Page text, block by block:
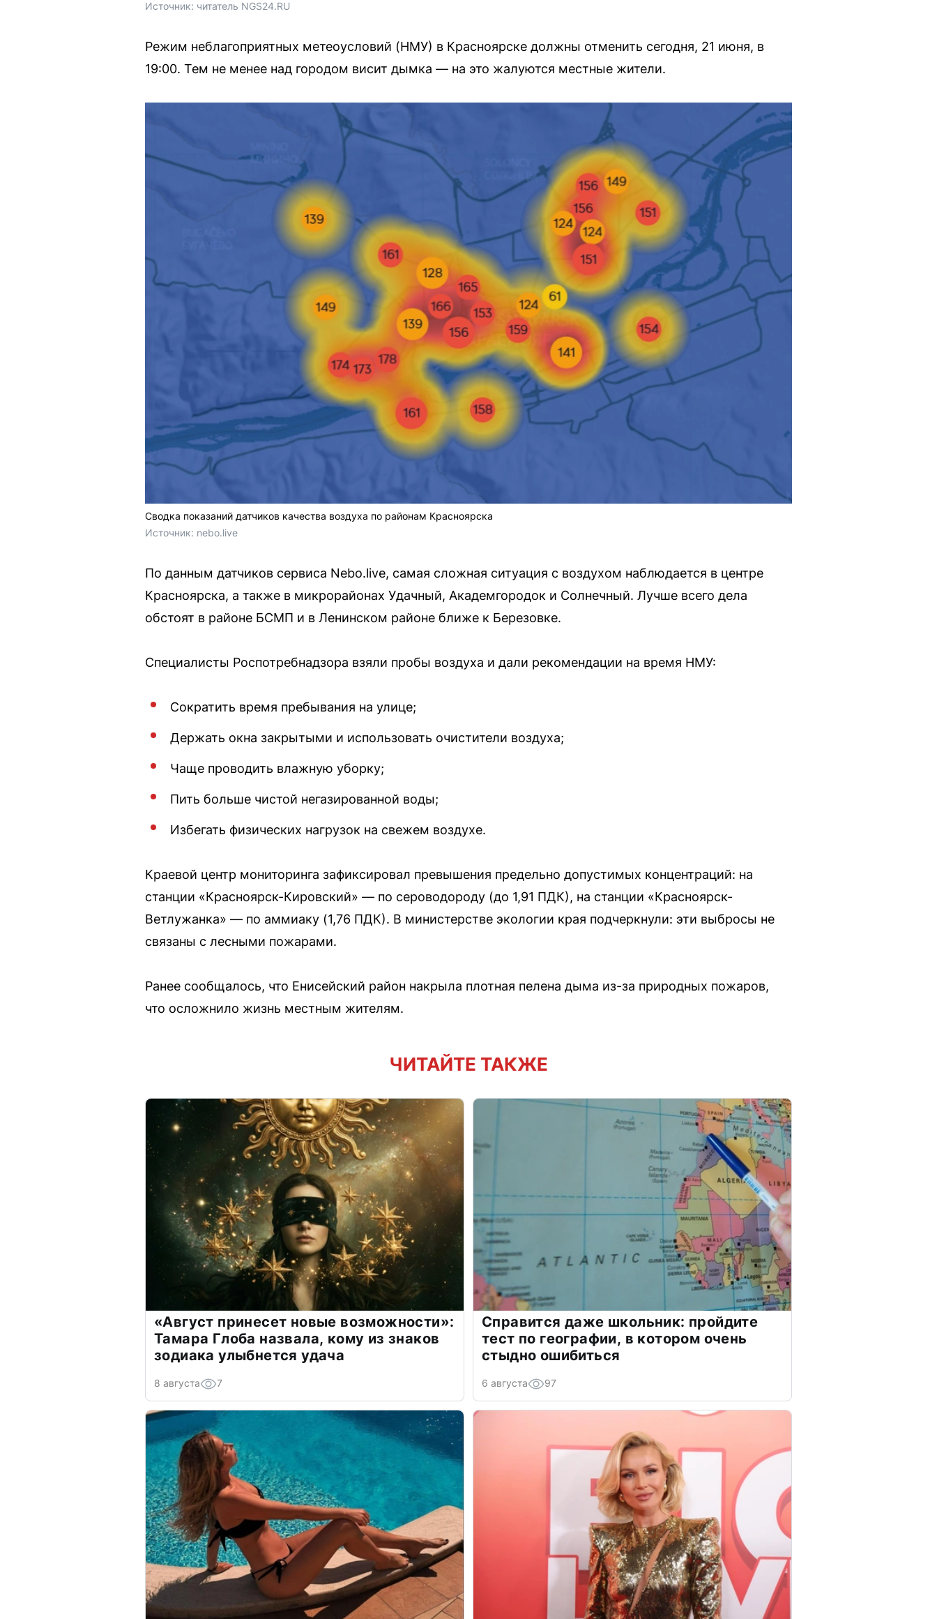
Источник: читатель NGS24.RU
Режим неблагоприятных метеоусловий (НМУ) в Красноярске должны отменить сегодня, 21 июня, в
19:00. Тем не менее над городом висит дымка — на это жалуются местные жители.
Сводка показаний датчиков качества воздуха по районам Красноярска
Источник: nebo.live
По данным датчиков сервиса Nebo.live, самая сложная ситуация с воздухом наблюдается в центре
Красноярска, а также в микрорайонах Удачный, Академгородок и Солнечный. Лучше всего дела
обстоят в районе БСМП и в Ленинском районе ближе к Березовке.
Специалисты Роспотребнадзора взяли пробы воздуха и дали рекомендации на время НМУ:
Сократить время пребывания на улице;
Держать окна закрытыми и использовать очистители воздуха;
Чаще проводить влажную уборку;
Пить больше чистой негазированной воды;
Избегать физических нагрузок на свежем воздухе.
Краевой центр мониторинга зафиксировал превышения предельно допустимых концентраций: на
станции «Красноярск-Кировский» — по сероводороду (до 1,91 ПДК), на станции «Красноярск-
Ветлужанка» — по аммиаку (1,76 ПДК). В министерстве экологии края подчеркнули: эти выбросы не
связаны с лесными пожарами.
Ранее сообщалось, что Енисейский район накрыла плотная пелена дыма из-за природных пожаров,
что осложнило жизнь местным жителям.
ЧИТАЙТЕ ТАКЖЕ
«Август принесет новые возможности»:
Тамара Глоба назвала, кому из знаков
зодиака улыбнется удача
8 августа 7
Справится даже школьник: пройдите
тест по географии, в котором очень
стыдно ошибиться
6 августа 97